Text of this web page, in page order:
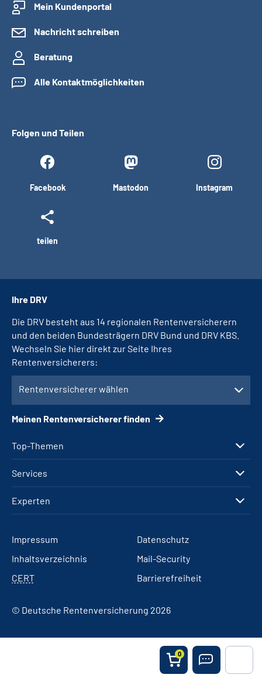
0
Mein Kundenportal
Nachricht schreiben
Beratung
Alle Kontaktmöglichkeiten
Folgen und Teilen
Facebook Mastodon Instagram
teilen
Top-Themen
Services
Experten
Ihre DRV
Die DRV besteht aus 14 regionalen Rentenversicherern
und den beiden Bundesträgern DRV Bund und DRV KBS.
Wechseln Sie hier direkt zur Seite Ihres
Rentenversicherers:
Rentenversicherer wählen
Meinen Rentenversicherer finden
Impressum
Datenschutz
Inhaltsverzeichnis
Mail-Security
CERT
Barrierefreiheit
© Deutsche Rentenversicherung 2026